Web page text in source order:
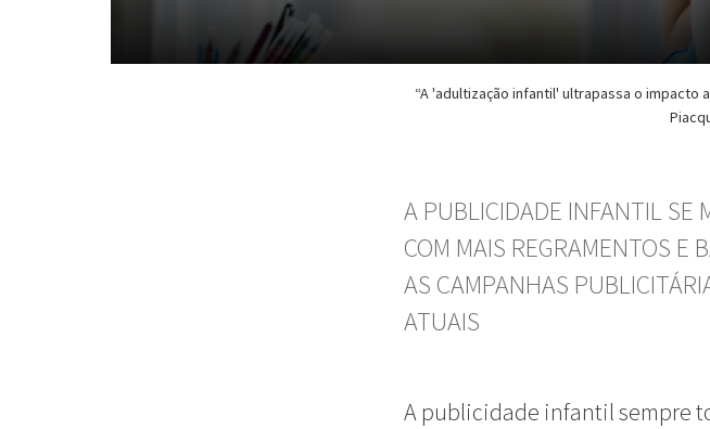
“A 'adultização infantil' ultrapassa o
A PUBLICIDADE INFANTIL SE
COM MAIS REGRAMENTOS E
AS CAMPANHAS
ATUAIS
A publicidade infantil sempre